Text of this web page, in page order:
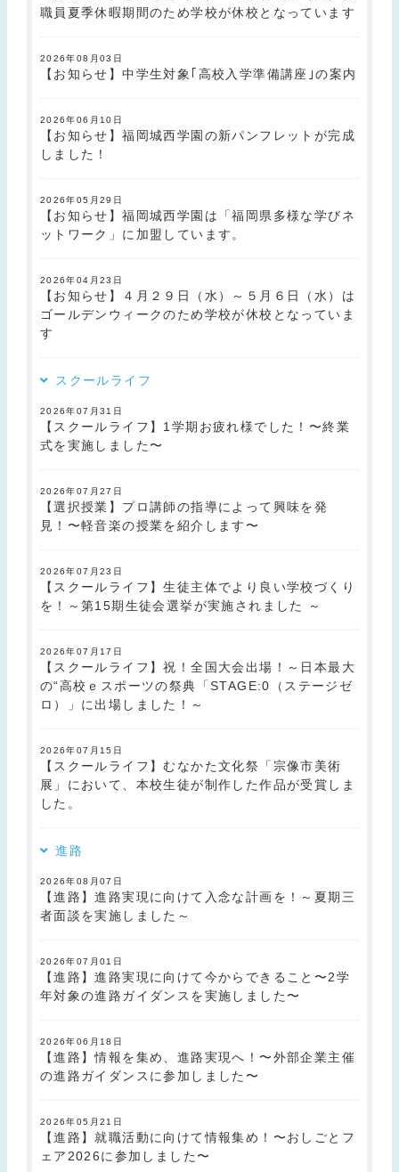
職員夏季休暇期間のため学校が休校となっています
2026年08月03日
【お知らせ】中学生対象｢高校入学準備講座｣の案内
2026年06月10日
【お知らせ】福岡城西学園の新パンフレットが完成
しました！
2026年05月29日
【お知らせ】福岡城西学園は「福岡県多様な学びネ
ットワーク」に加盟しています。
2026年04月23日
【お知らせ】４月２９日（水）～５月６日（水）は
ゴールデンウィークのため学校が休校となっていま
す
スクールライフ
2026年07月31日
【スクールライフ】1学期お疲れ様でした！〜終業
式を実施しました〜
2026年07月27日
【選択授業】プロ講師の指導によって興味を発
見！〜軽音楽の授業を紹介します〜
2026年07月23日
【スクールライフ】生徒主体でより良い学校づくり
を！～第15期生徒会選挙が実施されました ～
2026年07月17日
【スクールライフ】祝！全国大会出場！～日本最大
の“高校ｅスポーツの祭典「STAGE:0（ステージゼ
ロ）」に出場しました！～
2026年07月15日
【スクールライフ】むなかた文化祭「宗像市美術
展」において、本校生徒が制作した作品が受賞しま
した。
進路
2026年08月07日
【進路】進路実現に向けて入念な計画を！～夏期三
者面談を実施しました～
2026年07月01日
【進路】進路実現に向けて今からできること〜2学
年対象の進路ガイダンスを実施しました〜
2026年06月18日
【進路】情報を集め、進路実現へ！〜外部企業主催
の進路ガイダンスに参加しました〜
2026年05月21日
【進路】就職活動に向けて情報集め！〜おしごとフ
ェア2026に参加しました〜